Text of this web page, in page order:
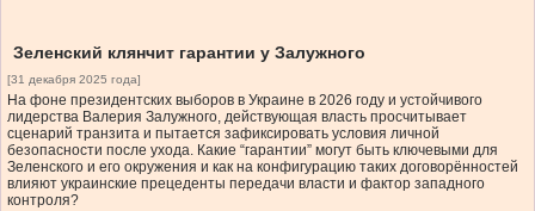
Зеленский клянчит гарантии у Залужного
[31 декабря 2025 года]
На фоне президентских выборов в Украине в 2026 году и устойчивого
лидерства Валерия Залужного, действующая власть просчитывает
сценарий транзита и пытается зафиксировать условия личной
безопасности после ухода. Какие “гарантии” могут быть ключевыми для
Зеленского и его окружения и как на конфигурацию таких договорённостей
влияют украинские прецеденты передачи власти и фактор западного
контроля?